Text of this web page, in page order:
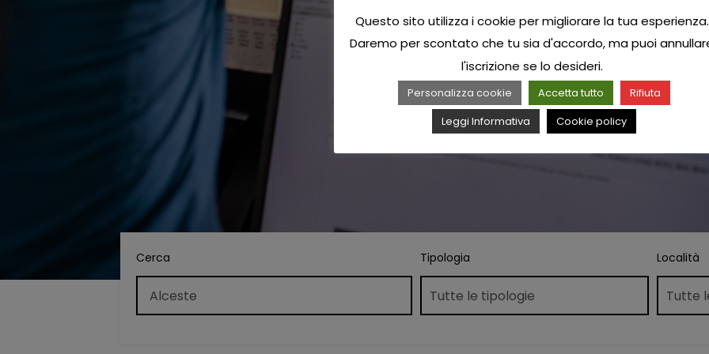
Cerca Tipologia Località
Questo sito utilizza i cookie per migliorare la tua esperienza.
Daremo per scontato che tu sia d'accordo, ma puoi
l'iscrizione se lo desideri.
Personalizza cookie Accetta tutto
Rifiuta
Leggi Informativa
Cookie policy